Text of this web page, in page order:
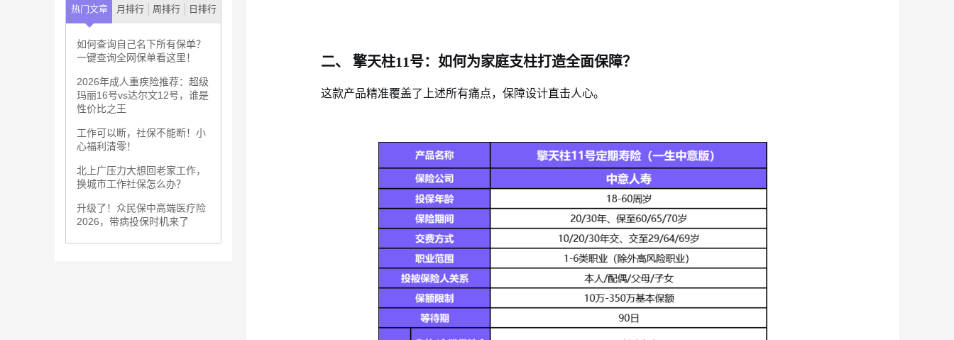
热门文章 月排行 周排行 日排行
如何查询自己名下所有保单？
一键查询全网保单看这里！
2026年成人重疾险推荐：超级
玛丽16号vs达尔文12号，谁是
性价比之王
工作可以断，社保不能断！小
心福利清零！
北上广压力大想回老家工作，
换城市工作社保怎么办？
升级了！众民保中高端医疗险
2026，带病投保时机来了
二、 擎天柱11号：如何为家庭支柱打造全面保障？
这款产品精准覆盖了上述所有痛点，保障设计直击人心。